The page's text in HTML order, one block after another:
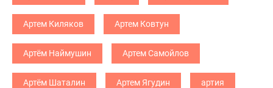
Артем Киляков Артем Ковтун
Артём Наймушин Артем Самойлов
Артём Шаталин Артем Ягудин артия